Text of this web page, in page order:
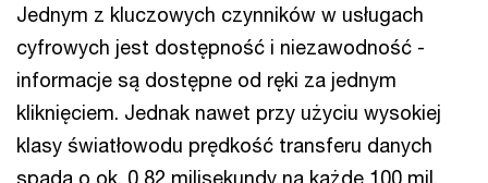
Jednym z kluczowych czynników w usługach
cyfrowych jest dostępność i niezawodność -
informacje są dostępne od ręki za jednym
kliknięciem. Jednak nawet przy użyciu wysokiej
klasy światłowodu prędkość transferu danych
spada o ok. 0,82 milisekundy na każde 100 mil.